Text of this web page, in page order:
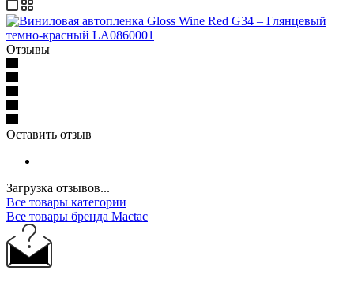
Отзывы
Оставить отзыв
Загрузка отзывов...
Все товары категории
Все товары бренда Mactac